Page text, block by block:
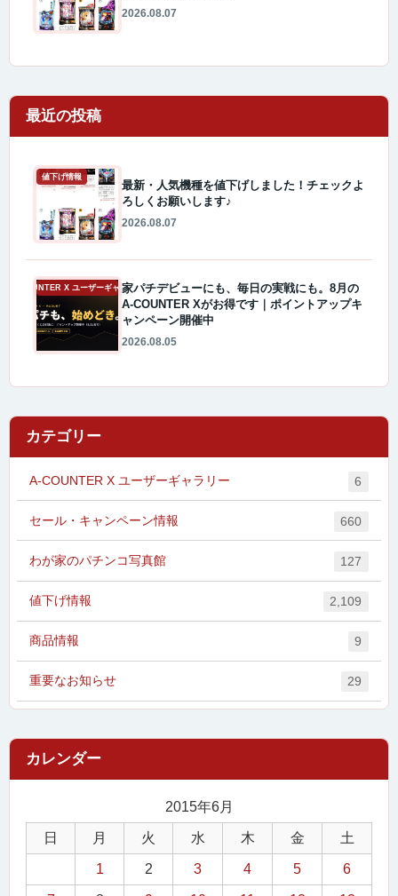
2026.08.07
最近の投稿
値下げ情報
最新・人気機種を値下げしました！チェックよ
ろしくお願いします♪
2026.08.07
A-COUNTER X ユーザーギャラリー家パチデビューにも、毎日の実戦にも。8月の
A-COUNTER Xがお得です｜ポイントアップキ
ャンペーン開催中
2026.08.05
カテゴリー
A-COUNTER X ユーザーギャラリー 6
セール・キャンペーン情報 660
わが家のパチンコ写真館 127
値下げ情報 2,109
商品情報 9
重要なお知らせ 29
2015年6月
日 月 火 水 木 金 土
1 2 3 4 5 6